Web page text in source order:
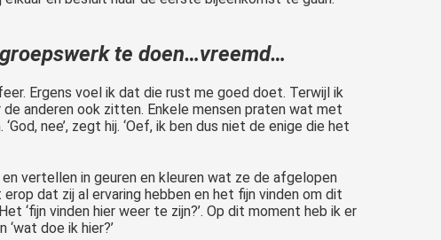
te doen…vreemd…
Ergens voel ik dat die rust me goed doet. Terwijl ik
anderen ook zitten. Enkele mensen praten wat met
nee’, zegt hij. ‘Oef, ik ben dus niet de enige die het
vertellen in geuren en kleuren wat ze de afgelopen
dat zij al ervaring hebben en het fijn vinden om dit
‘fijn vinden hier weer te zijn?’. Op dit moment heb ik er
doe ik hier?’